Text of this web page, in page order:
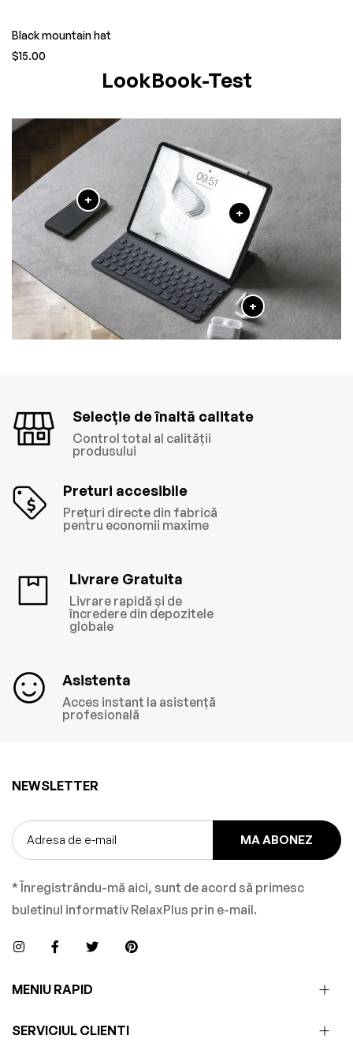
Black mountain hat
$15.00
LookBook-Test
+
+
+
Selecție de înaltă calitate
Control total al calității
produsului
Preturi accesibile
Prețuri directe din fabrică
pentru economii maxime
Livrare Gratuita
Livrare rapidă și de
încredere din depozitele
globale
Asistenta
Acces instant la asistență
profesională
MENIU RAPID
SERVICIUL CLIENTI
NEWSLETTER
MA ABONEZ
* Înregistrându-mă aici, sunt de acord să primesc
buletinul informativ RelaxPlus prin e-mail.